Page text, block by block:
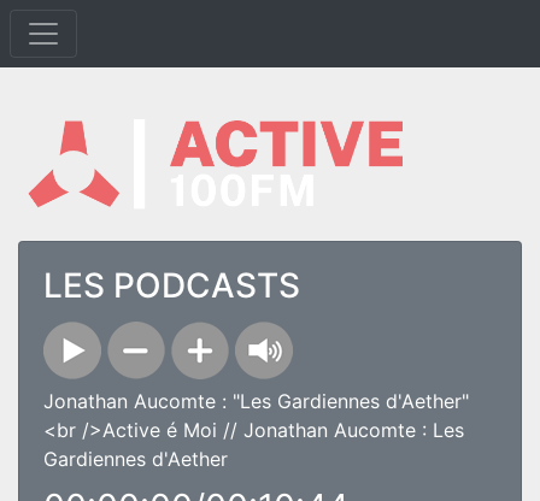
LES PODCASTS
Jonathan Aucomte : "Les Gardiennes d'Aether"
<br />Active é Moi // Jonathan Aucomte : Les
Gardiennes d'Aether